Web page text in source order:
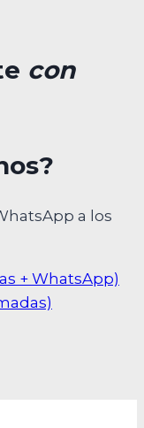
con
a los
+ WhatsApp)